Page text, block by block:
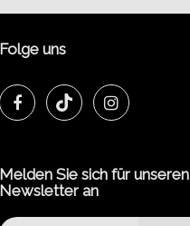
Folge uns
Melden Sie sich für unseren
Newsletter an